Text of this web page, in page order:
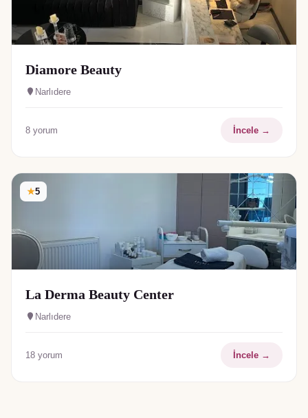
Diamore Beauty
Narlıdere
8 yorum İncele →
★5
La Derma Beauty Center
Narlıdere
18 yorum İncele →